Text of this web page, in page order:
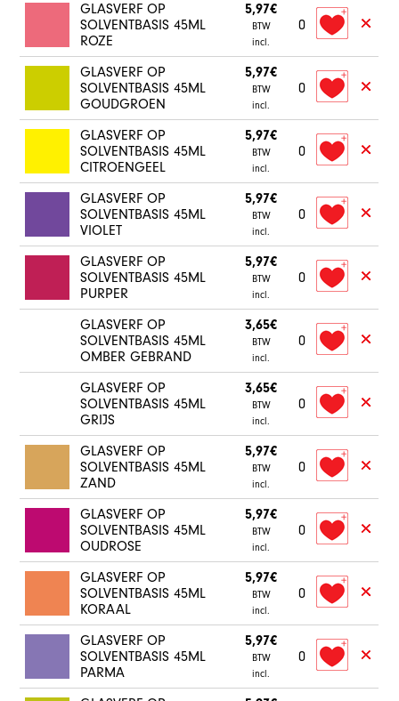
GLASVERF OP
SOLVENTBASIS 45ML
ROZE
5,97€
BTW
incl.
0
GLASVERF OP
SOLVENTBASIS 45ML
GOUDGROEN
5,97€
BTW
incl.
0
GLASVERF OP
SOLVENTBASIS 45ML
CITROENGEEL
5,97€
BTW
incl.
0
GLASVERF OP
SOLVENTBASIS 45ML
VIOLET
5,97€
BTW
incl.
0
GLASVERF OP
SOLVENTBASIS 45ML
PURPER
5,97€
BTW
incl.
0
GLASVERF OP
SOLVENTBASIS 45ML
OMBER GEBRAND
3,65€
BTW
incl.
0
GLASVERF OP
SOLVENTBASIS 45ML
GRIJS
3,65€
BTW
incl.
0
GLASVERF OP
SOLVENTBASIS 45ML
ZAND
5,97€
BTW
incl.
0
GLASVERF OP
SOLVENTBASIS 45ML
OUDROSE
5,97€
BTW
incl.
0
GLASVERF OP
SOLVENTBASIS 45ML
KORAAL
5,97€
BTW
incl.
0
GLASVERF OP
SOLVENTBASIS 45ML
PARMA
5,97€
BTW
incl.
0